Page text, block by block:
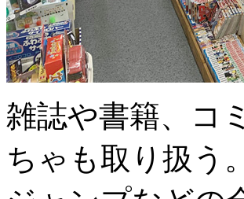
雑誌や書籍、コ
ちゃも取り扱う